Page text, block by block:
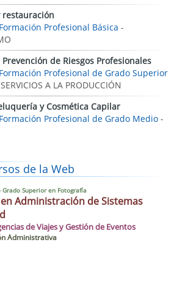
restauración
Profesional Básica -
de Riesgos Profesionales
Profesional de Grado Superior
A LA PRODUCCIÓN
y Cosmética Capilar
Profesional de Grado Medio -
de la Web
Grado Superior en Fotografía
Administración de Sistemas
de Viajes y Gestión de Eventos
Administrativa